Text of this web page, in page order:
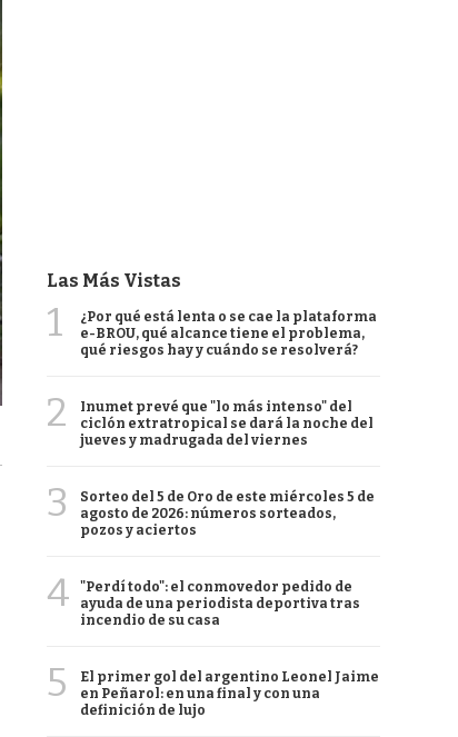
Las Más Vistas
1
¿Por qué está lenta o se cae la plataforma
e-BROU, qué alcance tiene el problema,
qué riesgos hay y cuándo se resolverá?
2
Inumet prevé que "lo más intenso" del
ciclón extratropical se dará la noche del
jueves y madrugada del viernes
3
Sorteo del 5 de Oro de este miércoles 5 de
agosto de 2026: números sorteados,
pozos y aciertos
4
"Perdí todo": el conmovedor pedido de
ayuda de una periodista deportiva tras
incendio de su casa
5
El primer gol del argentino Leonel Jaime
en Peñarol: en una final y con una
definición de lujo